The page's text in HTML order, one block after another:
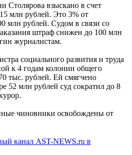
Столярова взыскано в счет
млн рублей. Это 3% от
млн рублей. Судом в связи со
штраф снижен до 100 млн
журналистам.
социального развития и труда
к 4 годам колонии общего
тыс. рублей. Ей смягчено
52 млн рублей суд сократил до 8
чиновники освобождены от
канал AST-NEWS.ru в